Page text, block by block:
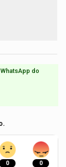
do
0 0